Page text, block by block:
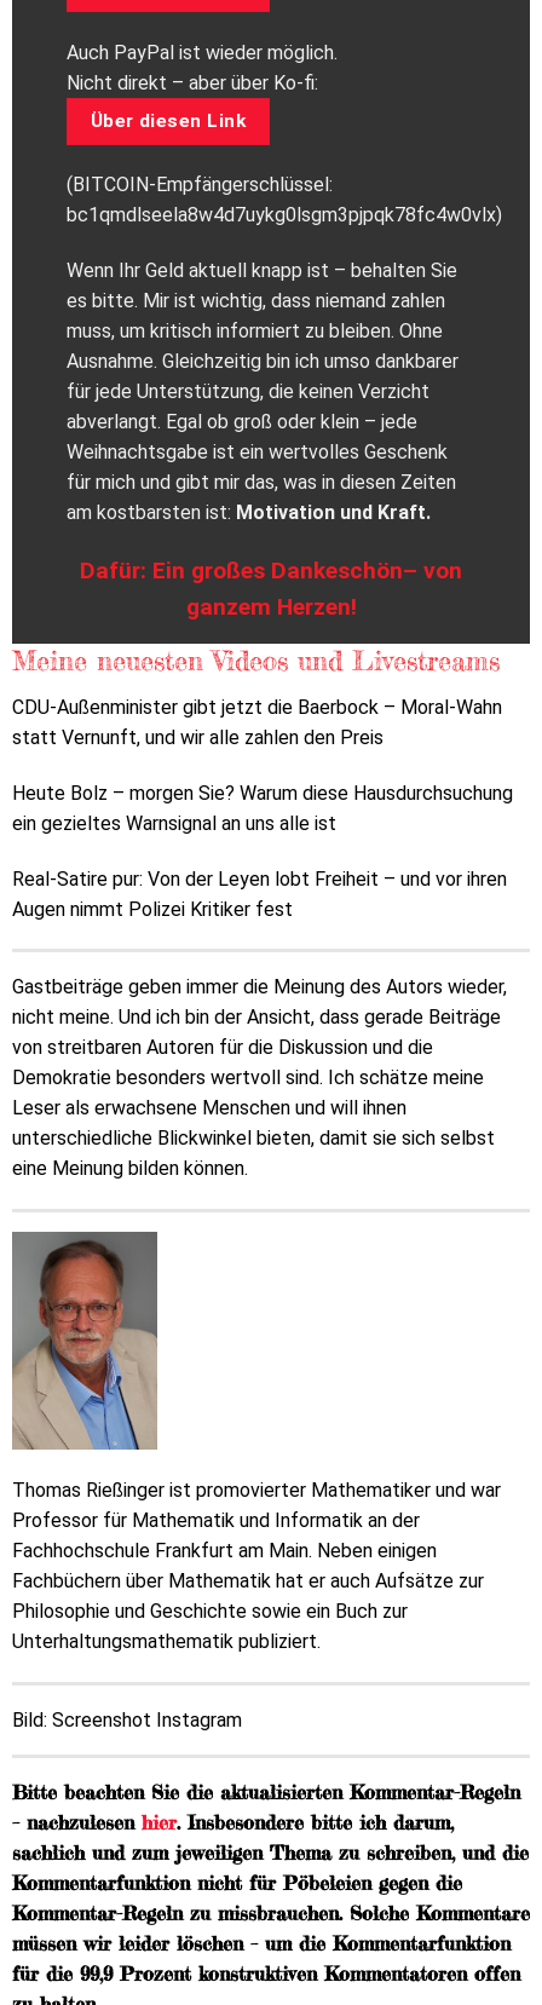
Auch PayPal ist wieder möglich.
Nicht direkt – aber über Ko-fi:
Über diesen Link
(BITCOIN-Empfängerschlüssel:
bc1qmdlseela8w4d7uykg0lsgm3pjpqk78fc4w0vlx)
Wenn Ihr Geld aktuell knapp ist – behalten Sie
es bitte. Mir ist wichtig, dass niemand zahlen
muss, um kritisch informiert zu bleiben. Ohne
Ausnahme. Gleichzeitig bin ich umso dankbarer
für jede Unterstützung, die keinen Verzicht
abverlangt. Egal ob groß oder klein – jede
Weihnachtsgabe ist ein wertvolles Geschenk
für mich und gibt mir das, was in diesen Zeiten
am kostbarsten ist: Motivation und Kraft.
Dafür: Ein großes Dankeschön– von
ganzem Herzen!
Meine neuesten Videos und Livestreams
CDU-Außenminister gibt jetzt die Baerbock – Moral-Wahn
statt Vernunft, und wir alle zahlen den Preis
Heute Bolz – morgen Sie? Warum diese Hausdurchsuchung
ein gezieltes Warnsignal an uns alle ist
Real-Satire pur: Von der Leyen lobt Freiheit – und vor ihren
Augen nimmt Polizei Kritiker fest
Gastbeiträge geben immer die Meinung des Autors wieder,
nicht meine. Und ich bin der Ansicht, dass gerade Beiträge
von streitbaren Autoren für die Diskussion und die
Demokratie besonders wertvoll sind. Ich schätze meine
Leser als erwachsene Menschen und will ihnen
unterschiedliche Blickwinkel bieten, damit sie sich selbst
eine Meinung bilden können.
Thomas Rießinger ist promovierter Mathematiker und war
Professor für Mathematik und Informatik an der
Fachhochschule Frankfurt am Main. Neben einigen
Fachbüchern über Mathematik hat er auch Aufsätze zur
Philosophie und Geschichte sowie ein Buch zur
Unterhaltungsmathematik publiziert.
Bild: Screenshot Instagram
Bitte beachten Sie die aktualisierten Kommentar-Regeln
– nachzulesenhier. Insbesondere bitte ich darum,
sachlich und zum jeweiligen Thema zu schreiben, und die
Kommentarfunktion nicht für Pöbeleien gegen die
Kommentar-Regeln zu missbrauchen. Solche Kommentare
müssen wir leider löschen – um die Kommentarfunktion
für die 99,9 Prozent konstruktiven Kommentatoren offen